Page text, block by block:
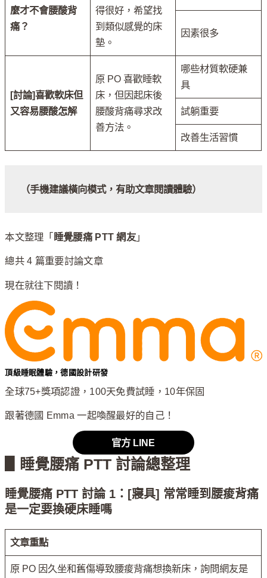
麼才不會腰酸背
痛？
得很好，希望找
到類似感覺的床
墊。
因素很多
[討論]喜歡軟床但
又容易腰酸怎解
原 PO 喜歡睡軟
床，但因起床後
腰酸背痛尋求改
善方法。
哪些材質軟硬兼
具
試躺重要
改善生活習慣
（手機建議橫向模式，有助文章閱讀體驗）
本文整理「睡覺腰痛 PTT 網友 」
總共 4 篇重要討論文章
現在就往下閱讀！
頂級睡眠體驗，德國設計研發
全球75+獎項認證，100天免費試睡，10年保固
跟著德國 Emma 一起喚醒最好的自己！
官方 LINE
▋睡覺腰痛 PTT 討論總整理
睡覺腰痛 PTT 討論 1：[寢具] 常常睡到腰痠背痛
是一定要換硬床睡嗎
文章重點
原 PO 因久坐和舊傷導致腰痠背痛想換新床，詢問網友是